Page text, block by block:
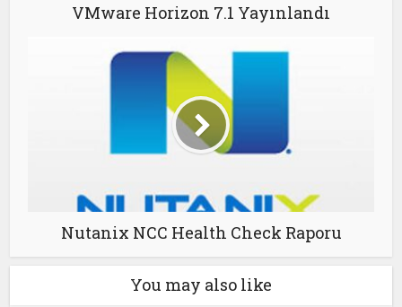
VMware Horizon 7.1 Yayınlandı
Nutanix NCC Health Check Raporu
You may also like